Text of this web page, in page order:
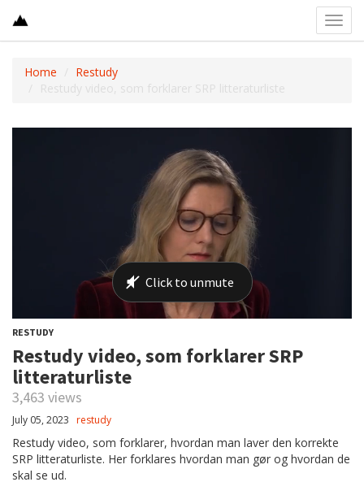
Home
Restudy
Restudy video, som forklarer SRP litteraturliste
RESTUDY
Restudy video, som forklarer SRP
litteraturliste
3,463 views
July 05, 2023 restudy
Restudy video, som forklarer, hvordan man laver den korrekte
SRP litteraturliste. Her forklares hvordan man gør og hvordan de
skal se ud.